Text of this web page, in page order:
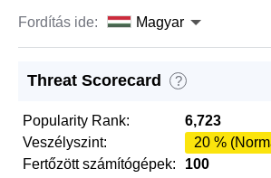
Fordítás ide:
Magyar
Threat Scorecard ?
Popularity Rank:
6,723
Veszélyszint:
20 %
Fertőzött számítógépek:
100